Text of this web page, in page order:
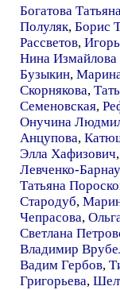
Богатова
Полуляк, Борис
Рассветов,
Нина Измайлова
Бузыкин,
Скорнякова,
Семеновская,
Онучина
Анцупова,
Элла Хафизович,
Левченко-
Татьяна
Стародуб,
Чепрасова,
Светлана
Владимир
Вадим Гербов,
Григорьева,